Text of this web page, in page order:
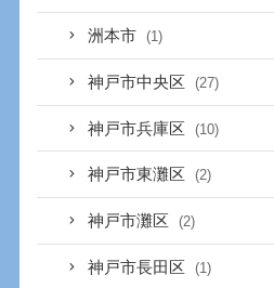
洲本市 (1)
神戸市中央区 (27)
神戸市兵庫区 (10)
神戸市東灘区 (2)
神戸市灘区 (2)
神戸市長田区 (1)